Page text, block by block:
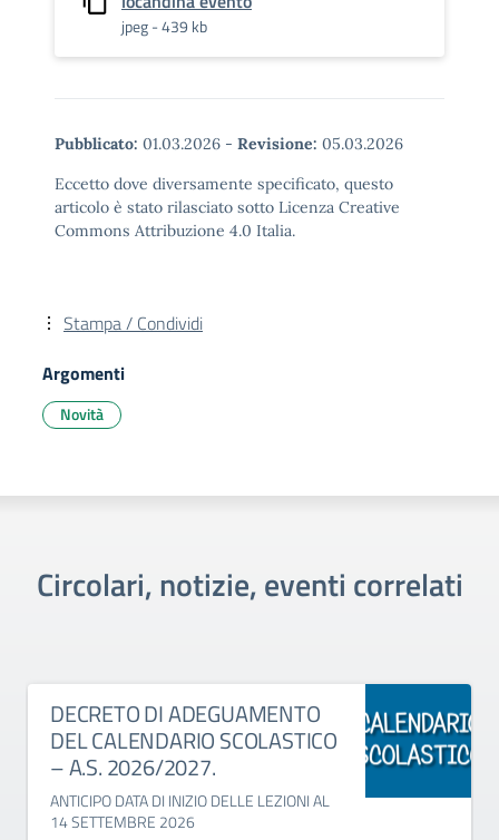
jpeg - 439 kb
Pubblicato: 01.03.2026 - Revisione: 05.03.2026
Eccetto dove diversamente specificato, questo
articolo è stato rilasciato sotto Licenza Creative
Commons Attribuzione 4.0 Italia.
Stampa / Condividi
Argomenti
Novità
Circolari, notizie, eventi correlati
DECRETO DI ADEGUAMENTO
DEL CALENDARIO SCOLASTICO
– A.S. 2026/2027.
ANTICIPO DATA DI INIZIO DELLE LEZIONI AL
14 SETTEMBRE 2026